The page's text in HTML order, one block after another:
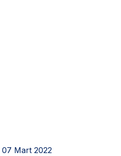
07 Mart 2022